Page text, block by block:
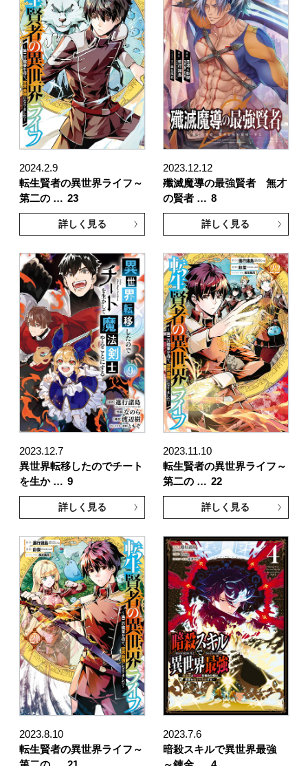
2024.2.9
転生賢者の異世界ライフ～
第二の … 23
詳しく見る
2023.12.12
殲滅魔導の最強賢者 無才
の賢者 … 8
詳しく見る
2023.12.7
異世界転移したのでチート
を生か … 9
詳しく見る
2023.11.10
転生賢者の異世界ライフ～
第二の … 22
詳しく見る
2023.8.10
転生賢者の異世界ライフ～
2023.7.6
暗殺スキルで異世界最強